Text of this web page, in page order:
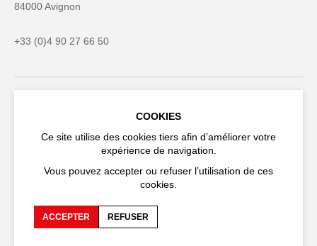
84000 Avignon
+33 (0)4 90 27 66 50
FAQ
Recrutements et appels
Espace production
Espace presse Espace compagnies
COOKIES
Ce site utilise des cookies tiers afin d’améliorer votre
expérience de navigation.
Vous pouvez accepter ou refuser l’utilisation de ces
cookies.
ACCEPTER REFUSER